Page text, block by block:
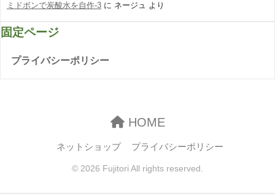
ミドボンで炭酸水を自作-3 に ネージュ より
固定ページ
プライバシーポリシー
HOME
ネットショップ プライバシーポリシー
© 2026 Fujitori All rights reserved.